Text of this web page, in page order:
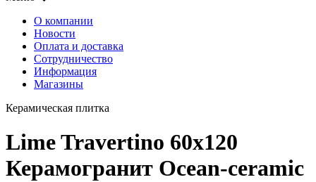
О компании
Новости
Оплата и доставка
Сотрудничество
Информация
Магазины
Керамическая плитка
Lime Travertino 60х120
Керамогранит Ocean-ceramic